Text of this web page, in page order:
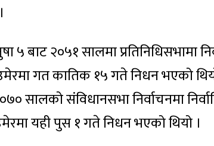
५ बाट २०५१ सालमा प्रतिनिधिसभामा
गत कातिक १५ गते निधन भएको
सालको संविधानसभा निर्वाचनमा
यही पुस १ गते निधन भएको थियो ।